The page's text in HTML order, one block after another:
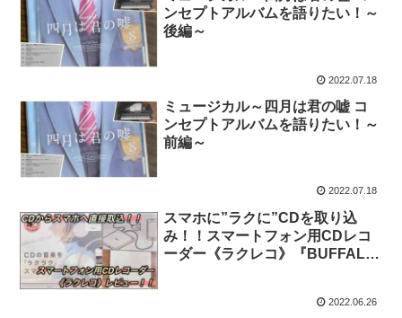
ンセプトアルバムを語りたい！～
後編～
2022.07.18
ミュージカル～四月は君の嘘 コ
ンセプトアルバムを語りたい！～
前編～
2022.07.18
スマホに”ラクに”CDを取り込
み！！スマートフォン用CDレコ
ーダー《ラクレコ》『BUFFALO
2022.06.26